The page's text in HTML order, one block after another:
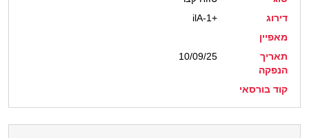
דירוג
ilA-1+
מאפיין
תאריך
הנפקה
10/09/25
קוד בורסאי